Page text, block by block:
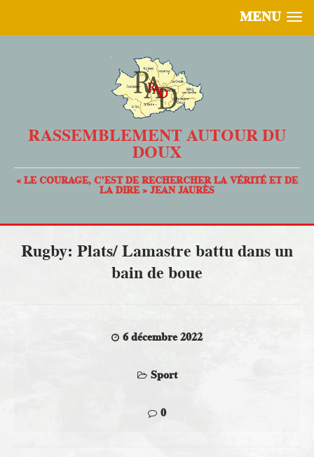
MENU
RASSEMBLEMENT AUTOUR DU
DOUX
« LE COURAGE, C’EST DE RECHERCHER LA VÉRITÉ ET DE
LA DIRE » JEAN JAURÈS
Rugby: Plats/ Lamastre battu dans un
bain de boue
6 décembre 2022
Sport
0